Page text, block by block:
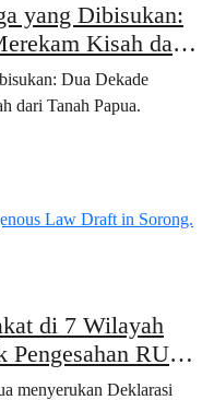
yang Dibisukan:
Kisah dan
Dua Dekade
dari Tanah Papua.
di 7 Wilayah
Pengesahan RUU
menyerukan Deklarasi